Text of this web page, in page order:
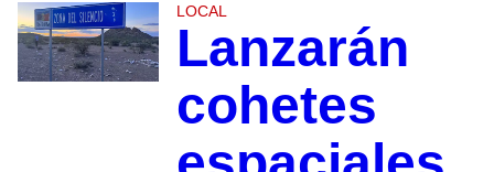
LOCAL
Lanzarán
cohetes